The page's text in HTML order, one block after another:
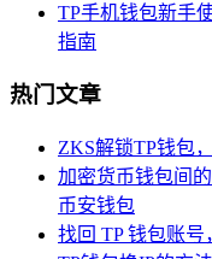
TP手机钱包新手
指南
热门文章
ZKS解锁TP钱包
加密货币钱包间
币安钱包
找回 TP 钱包账号